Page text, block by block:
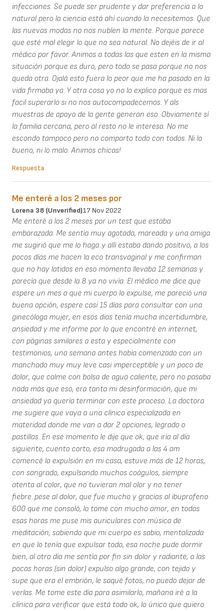
infecciones. Se puede ser prudente y dar preferencia a lo
natural pero la ciencia está ahí cuando la necesitemos. Que
las nuevas modas no nos nublen la mente. Porque parece
que esté mal elegir lo que no sea natural. No dejéis de ir al
médico por favor. Animos a todas las que esten en la misma
situación porque es duro, pero todo se pasa porque no nos
queda otra. Ojalá esto fuera lo peor que me ha pasado en la
vida firmaba ya. Y otra cosa yo no lo explico porque es mas
facil superarlo si no nos autocompadecemos. Y als
muestras de apoyo de la gente generan eso. Obviamente sí
la familia cercana, pero al resto no le interesa. No me
escondo tampoco pero no comparto todo con todos. Ni lo
bueno, ni lo malo. Animos chicas!
Respuesta
Me enteré a los 2 meses por
Lorena 38 (unverified)17 Nov 2022
Me enteré a los 2 meses por un test que estaba
embarazada. Me sentía muy agotada, mareada y una amiga
me sugirió que me lo haga..y allí estaba dando positivo, a los
pocos días me hacen la eco transvaginal y me confirman
que no hay latidos en eso momento llevaba 12 semanas y
parecía que desde la 8 ya no vivía. El médico me dice que
espere un mes a que mi cuerpo lo expulse, me pareció una
buena opción, espere casi 15 días para consultar con una
ginecóloga mujer, en esos dias tenía mucha incertidumbre,
ansiedad y me informe por lo que encontré en internet,
con páginas similares a esta y especialmente con
testimonios, una semana antes había comenzado con un
manchado muy muy leve casi imperceptible y un poco de
dolor, que calme con bolsa de agua caliente, pero no pasaba
nada más que eso, era tanta mi desinformación, que mi
ansiedad ya quería terminar con este proceso. La doctora
me sugiere que vaya a una clínica especializada en
materidad donde me van a dar 2 opciones, legrado o
pastillas. En ese momento le dije que ok, que iría al día
siguiente, cuento corto, esa madrugada a las 4 am
comencé la expulsión en mi casa, estuve más de 12 horas,
con sangrado, expulsando muchos coágulos, siempre
atenta al color, que no tuvieran mal olor y no tener
fiebre..pese al dolor, que fue mucho y gracias al ibuprofeno
600 que me consoló, lo tome con mucho amor, en todas
esas horas me puse mis auriculares con música de
meditación, sabiendo que mi cuerpo es sabio, mentalizada
en que lo tenía que expulsar todo, esa noche pude dormir
bien, al otro día me sentía por fin sin dolor y radiante, a las
pocas horas (sin dolor) expulso algo grande, con tejido y
supe que era el embrión, le saqué fotos, no puedo dejar de
verlas. Me tome este día para asimilarlo, mañana iré a la
clínica para verificar que está todo ok, lo único que quiero